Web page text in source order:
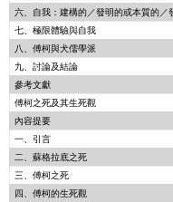
六、自我：建構的／發明的或本質的／
七、極限體驗與自我
八、傅柯與犬儒學派
九、討論及結論
參考文獻
傅柯之死及其生死觀
內容提要
一、引言
二、蘇格拉底之死
三、傅柯之死
四、傅柯的生死觀